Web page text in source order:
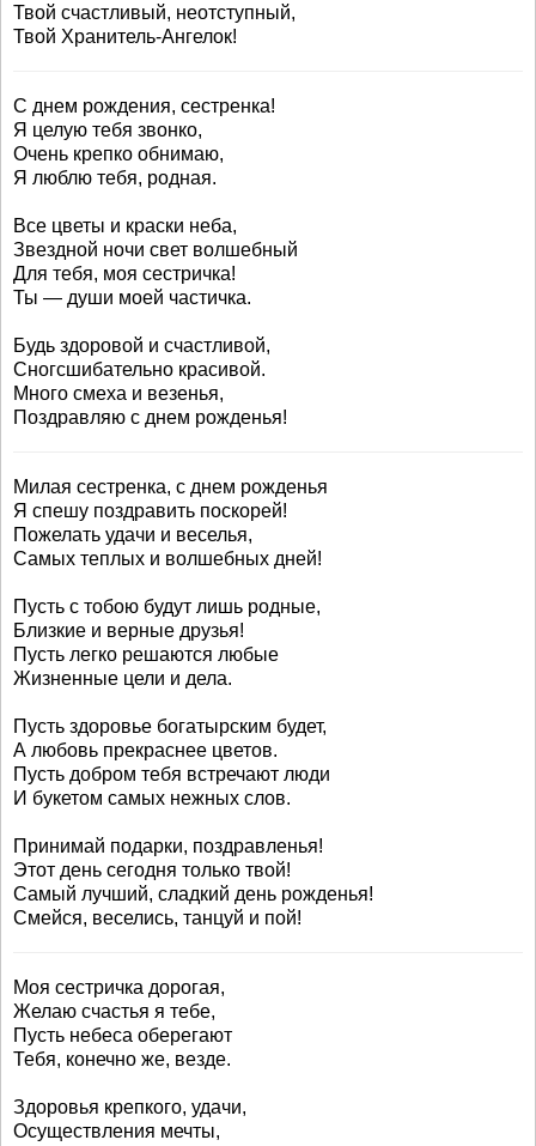
Твой счастливый, неотступный,
Твой Хранитель-Ангелок!
С днем рождения, сестренка!
Я целую тебя звонко,
Очень крепко обнимаю,
Я люблю тебя, родная.
Все цветы и краски неба,
Звездной ночи свет волшебный
Для тебя, моя сестричка!
Ты — души моей частичка.
Будь здоровой и счастливой,
Сногсшибательно красивой.
Много смеха и везенья,
Поздравляю с днем рожденья!
Милая сестренка, с днем рожденья
Я спешу поздравить поскорей!
Пожелать удачи и веселья,
Самых теплых и волшебных дней!
Пусть с тобою будут лишь родные,
Близкие и верные друзья!
Пусть легко решаются любые
Жизненные цели и дела.
Пусть здоровье богатырским будет,
А любовь прекраснее цветов.
Пусть добром тебя встречают люди
И букетом самых нежных слов.
Принимай подарки, поздравленья!
Этот день сегодня только твой!
Самый лучший, сладкий день рожденья!
Смейся, веселись, танцуй и пой!
Моя сестричка дорогая,
Желаю счастья я тебе,
Пусть небеса оберегают
Тебя, конечно же, везде.
Здоровья крепкого, удачи,
Осуществления мечты,